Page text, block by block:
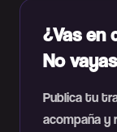
¿Vas en
No
Publica tu
acompaña y